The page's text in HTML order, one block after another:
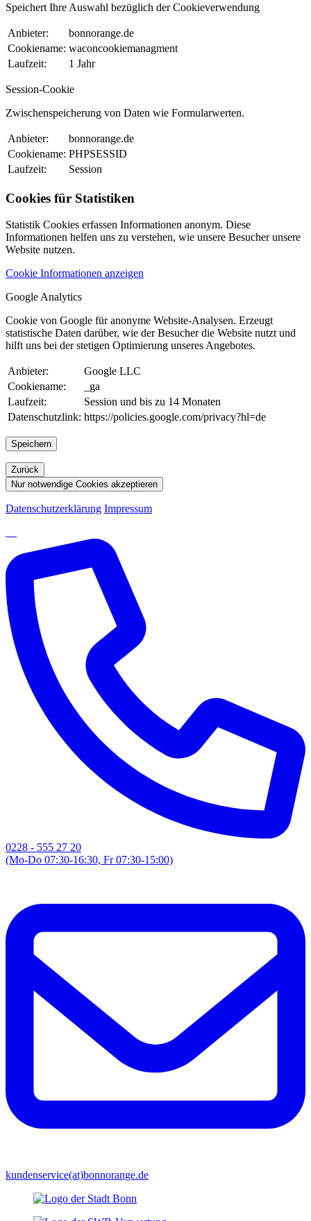
Speichert Ihre Auswahl bezüglich der Cookieverwendung
Anbieter:
bonnorange.de
Cookiename: waconcookiemanagment
Laufzeit:
1 Jahr
Session-Cookie
Zwischenspeicherung von Daten wie Formularwerten.
Anbieter:
bonnorange.de
Cookiename: PHPSESSID
Laufzeit:
Session
Cookies für Statistiken
Statistik Cookies erfassen Informationen anonym. Diese
Informationen helfen uns zu verstehen, wie unsere Besucher unsere
Website nutzen.
Cookie Informationen anzeigen
Google Analytics
Cookie von Google für anonyme Website-Analysen. Erzeugt
statistische Daten darüber, wie der Besucher die Website nutzt und
hilft uns bei der stetigen Optimierung unseres Angebotes.
Anbieter:
Google LLC
Cookiename:
_ga
Laufzeit:
Session und bis zu 14 Monaten
Datenschutzlink: https://policies.google.com/privacy?hl=de
Speichern
Zurück
Nur notwendige Cookies akzeptieren
Datenschutzerklärung Impressum
0228 - 555 27 20
(Mo-Do 07:30-16:30, Fr 07:30-15:00)
kundenservice(at)bonnorange.de